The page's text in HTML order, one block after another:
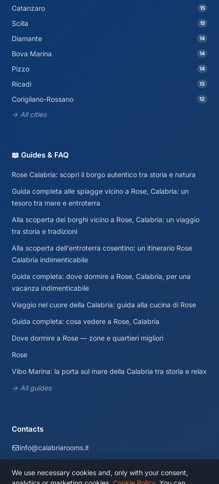
We use necessary cookies and, only with your consent,
Catanzaro 15
Scilla 15
Diamante 14
Bova Marina 14
Pizzo 14
Ricadi 13
Corigliano-Rossano 12
→ All cities
📖 Guides & FAQ
Rose Calabria: scopri il borgo autentico tra storia e natura
Guida completa alle spiagge vicino a Rose, Calabria: un
tesoro tra mare e entroterra
Alla scoperta dei borghi vicino a Rose, Calabria: un viaggio
tra storia e tradizioni
Alla scoperta dell'entroterra cosentino: un itinerario Rose
Calabria indimenticabile
Guida completa: dove dormire a Rose, Calabria, per una
vacanza indimenticabile
Viaggio nel cuore della Calabria: guida alla cucina di Rose
Guida completa: cosa vedere a Rose, Calabria
Dove dormire a Rose — zone e quartieri migliori
Rose
Vibo Marina: la porta sul mare della Calabria tra storia e relax
→ All guides
Contacts
info@calabriarooms.it